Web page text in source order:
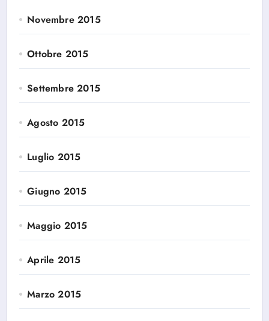
Novembre 2015
Ottobre 2015
Settembre 2015
Agosto 2015
Luglio 2015
Giugno 2015
Maggio 2015
Aprile 2015
Marzo 2015